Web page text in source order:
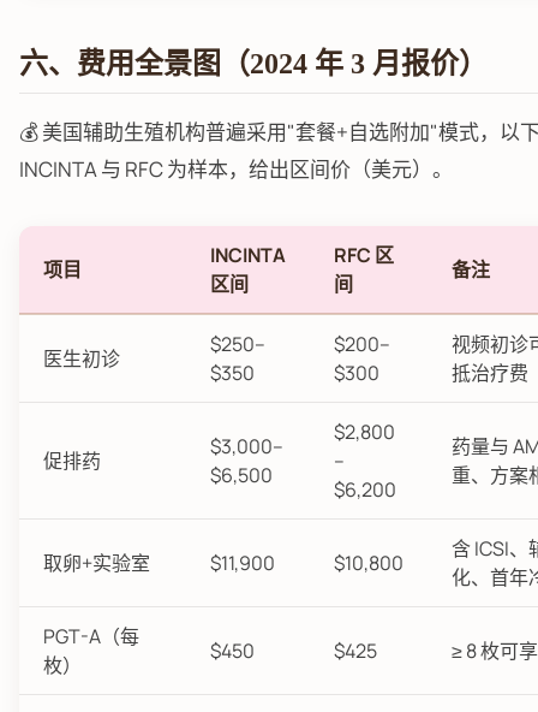
六、费用全景图（2024 年 3 月报价）
💰 美国辅助生殖机构普遍采用"套餐+自选附加"模式，以
INCINTA 与 RFC 为样本，给出区间价（美元）。
项目
INCINTA
区间
RFC 区
间
备注
医生初诊
$250–
$350
$200–
$300
视频初诊
抵治疗费
促排药
$3,000–
$6,500
$2,800
–
$6,200
药量与
重、方案
取卵+实验室 $11,900 $10,800
含 ICSI、
化、首年
PGT-A（每
枚）
$450 $425 ≥ 8 枚可